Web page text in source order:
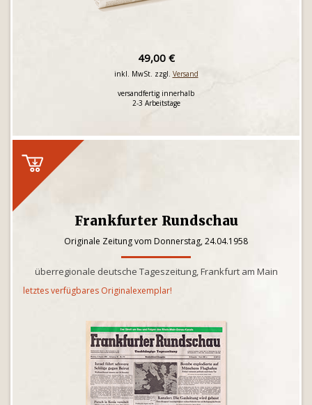
49,00 €
inkl. MwSt. zzgl. Versand
versandfertig innerhalb
2-3 Arbeitstage
Frankfurter Rundschau
Originale Zeitung vom Donnerstag, 24.04.1958
überregionale deutsche Tageszeitung, Frankfurt am Main
letztes verfügbares Originalexemplar!